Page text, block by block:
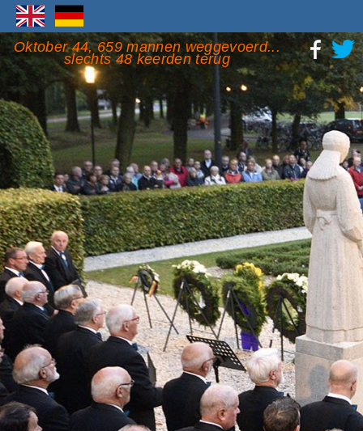
Oktober 44, 659 mannen weggevoerd...
slechts 48 keerden terug